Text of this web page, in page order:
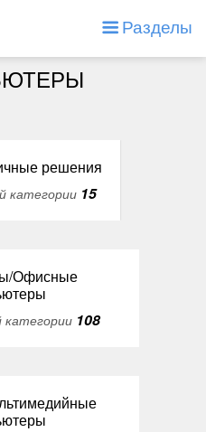
Разделы
решения
категории 15
Офисные
категории 108